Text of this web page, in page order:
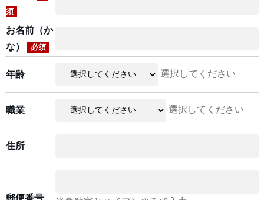
須
お名前（か
な）
必須
年齢 選択してください
職業 選択してください
住所
郵便番号